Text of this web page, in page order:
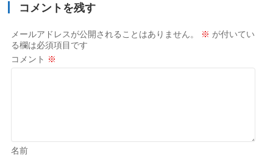
コメントを残す
メールアドレスが公開されることはありません。 ※ が付いてい
る欄は必須項目です
コメント ※
名前